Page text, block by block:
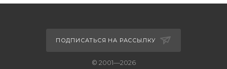
ПОДПИСАТЬСЯ НА РАССЫЛКУ
© 2001—2026